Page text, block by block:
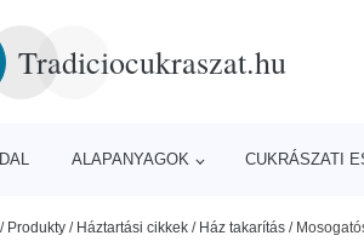
Tradiciocukraszat.hu
ALAPANYAGOK CUKRÁSZATI
/ Produkty / Háztartási cikkek / Ház takarítás /